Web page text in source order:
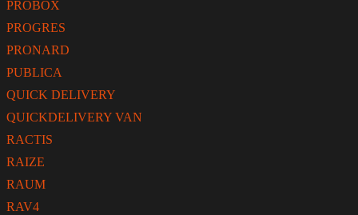
PROBOX
PROGRES
PRONARD
PUBLICA
QUICK DELIVERY
QUICKDELIVERY VAN
RACTIS
RAIZE
RAUM
RAV4